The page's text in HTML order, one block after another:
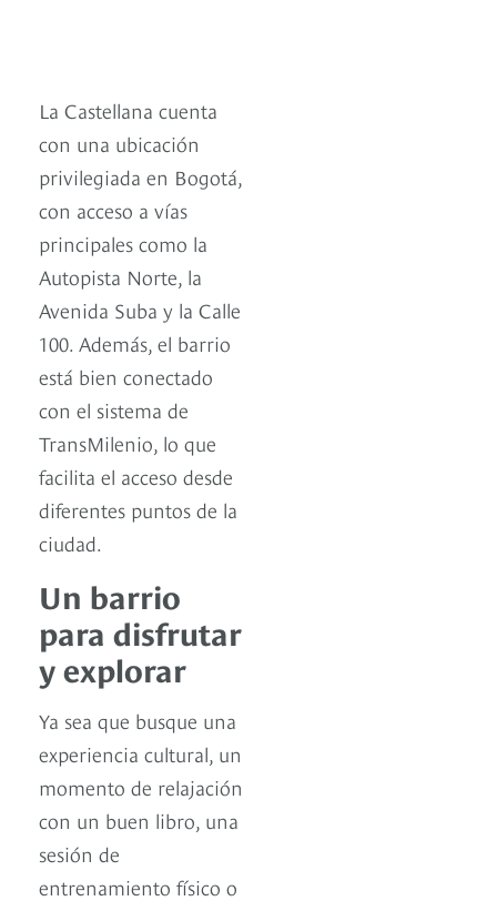
La Castellana cuenta
con una ubicación
privilegiada en Bogotá,
con acceso a vías
principales como la
Autopista Norte, la
Avenida Suba y la Calle
100. Además, el barrio
está bien conectado
con el sistema de
TransMilenio, lo que
facilita el acceso desde
diferentes puntos de la
ciudad.
Un barrio
para disfrutar
y explorar
Ya sea que busque una
experiencia cultural, un
momento de relajación
con un buen libro, una
sesión de
entrenamiento físico o